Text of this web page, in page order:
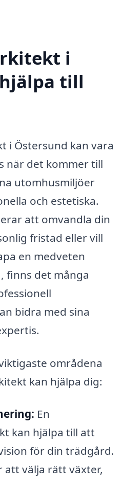
i
till
i Östersund kan vara
när det kommer till
utomhusmiljöer
och estetiska.
att omvandla din
fristad eller vill
en medveten
finns det många
bidra med sina
områdena
kan hjälpa dig:
En
kan hjälpa till att
för din trädgård.
att välja rätt växter,